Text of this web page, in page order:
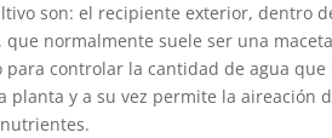
son: el recipiente exterior, dentro
normalmente suele ser una
controlar la cantidad de agua
planta y a su vez permite la aireación